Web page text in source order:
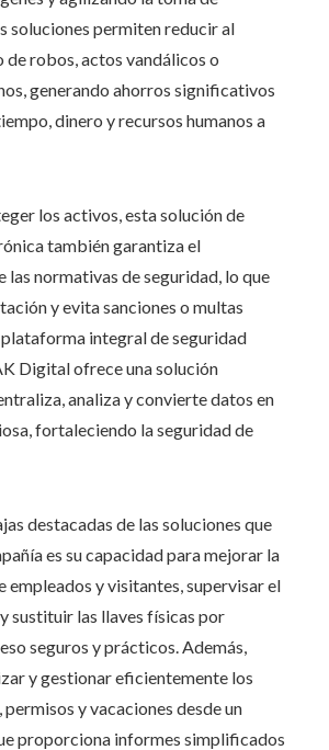
soluciones permiten reducir al
de robos, actos vandálicos o
generando ahorros significativos
dinero y recursos humanos a
los activos, esta solución de
también garantiza el
las normativas de seguridad, lo que
y evita sanciones o multas
plataforma integral de seguridad
Digital ofrece una solución
analiza y convierte datos en
fortaleciendo la seguridad de
destacadas de las soluciones que
es su capacidad para mejorar la
empleados y visitantes, supervisar el
sustituir las llaves físicas por
seguros y prácticos. Además,
y gestionar eficientemente los
y vacaciones desde un
proporciona informes simplificados